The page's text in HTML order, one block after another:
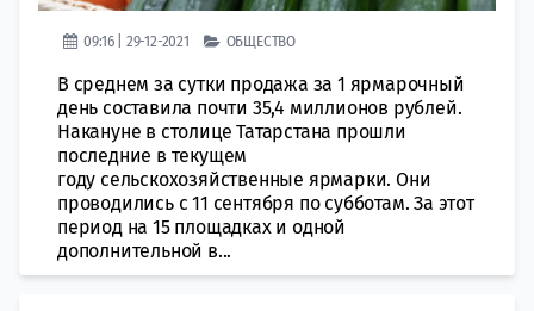
09:16 | 29-12-2021 ОБЩЕСТВО
В среднем за сутки продажа за 1 ярмарочный
день составила почти 35,4 миллионов рублей.
Накануне в столице Татарстана прошли
последние в текущем
году сельскохозяйственные ярмарки. Они
проводились с 11 сентября по субботам. За этот
период на 15 площадках и одной
дополнительной в...